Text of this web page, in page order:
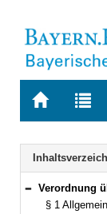
Zur
Zur
Bereich
Verordnung über
§ 1